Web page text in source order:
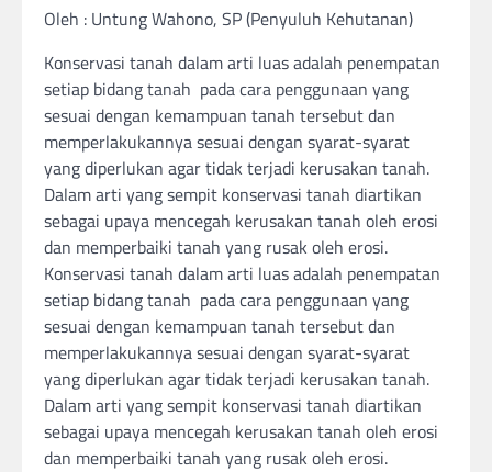
Oleh : Untung Wahono, SP (Penyuluh Kehutanan)
Konservasi tanah dalam arti luas adalah penempatan
setiap bidang tanah pada cara penggunaan yang
sesuai dengan kemampuan tanah tersebut dan
memperlakukannya sesuai dengan syarat-syarat
yang diperlukan agar tidak terjadi kerusakan tanah.
Dalam arti yang sempit konservasi tanah diartikan
sebagai upaya mencegah kerusakan tanah oleh erosi
dan memperbaiki tanah yang rusak oleh erosi.
Konservasi tanah dalam arti luas adalah penempatan
setiap bidang tanah pada cara penggunaan yang
sesuai dengan kemampuan tanah tersebut dan
memperlakukannya sesuai dengan syarat-syarat
yang diperlukan agar tidak terjadi kerusakan tanah.
Dalam arti yang sempit konservasi tanah diartikan
sebagai upaya mencegah kerusakan tanah oleh erosi
dan memperbaiki tanah yang rusak oleh erosi.